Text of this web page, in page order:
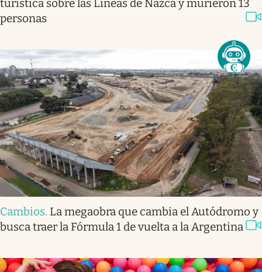
turística sobre las Líneas de Nazca y murieron 13
personas
Cambios. La megaobra que cambia el Autódromo y
busca traer la Fórmula 1 de vuelta a la Argentina